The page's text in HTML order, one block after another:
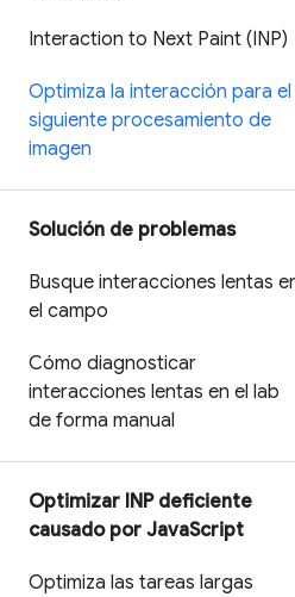
Interaction to Next Paint (INP)
Optimiza la interacción para el
siguiente procesamiento de
imagen
Solución de problemas
Busque interacciones lentas
el campo
Cómo diagnosticar
interacciones lentas en el lab
de forma manual
Optimizar INP deficiente
causado por JavaScript
Optimiza las tareas largas